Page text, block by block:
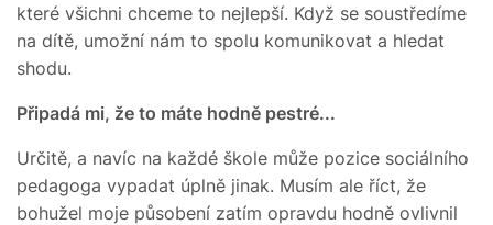
které všichni chceme to nejlepší. Když se soustředíme
na dítě, umožní nám to spolu komunikovat a hledat
shodu.
Připadá mi, že to máte hodně pestré...
Určitě, a navíc na každé škole může pozice sociálního
pedagoga vypadat úplně jinak. Musím ale říct, že
bohužel moje působení zatím opravdu hodně ovlivnil